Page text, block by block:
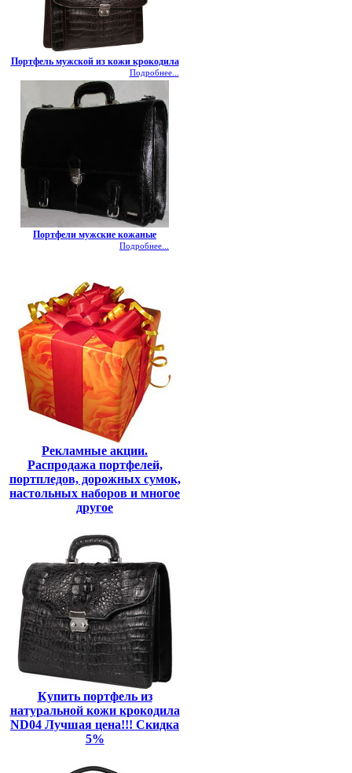
Портфель мужской из кожи крокодила
Подробнее...
Портфели мужские кожаные
Подробнее...
Рекламные акции.
Распродажа портфелей,
портпледов, дорожных сумок,
настольных наборов и многое
другое
Купить портфель из
натуральной кожи крокодила
ND04 Лучшая цена!!! Скидка
5%